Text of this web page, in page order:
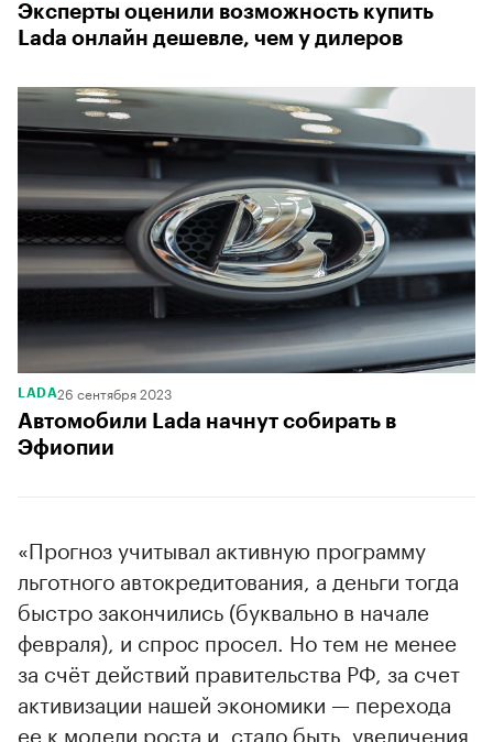
Эксперты оценили возможность купить
Lada онлайн дешевле, чем у дилеров
LADA26 сентября 2023
Автомобили Lada начнут собирать в
Эфиопии
«Прогноз учитывал активную программу
льготного автокредитования, а деньги тогда
быстро закончились (буквально в начале
февраля), и спрос просел. Но тем не менее
за счёт действий правительства РФ, за счет
активизации нашей экономики — перехода
ее к модели роста и, стало быть, увеличения